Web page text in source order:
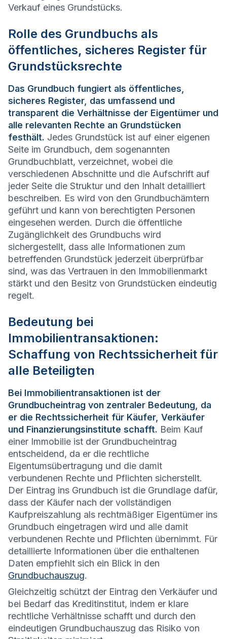
Verkauf eines Grundstücks.
Rolle des Grundbuchs als
öffentliches, sicheres Register für
Grundstücksrechte
Das Grundbuch fungiert als öffentliches,
sicheres Register, das umfassend und
transparent die Verhältnisse der Eigentümer und
alle relevanten Rechte an Grundstücken
festhält. Jedes Grundstück ist auf einer eigenen
Seite im Grundbuch, dem sogenannten
Grundbuchblatt, verzeichnet, wobei die
verschiedenen Abschnitte und die Aufschrift auf
jeder Seite die Struktur und den Inhalt detailliert
beschreiben. Es wird von den Grundbuchämtern
geführt und kann von berechtigten Personen
eingesehen werden. Durch die öffentliche
Zugänglichkeit des Grundbuchs wird
sichergestellt, dass alle Informationen zum
betreffenden Grundstück jederzeit überprüfbar
sind, was das Vertrauen in den Immobilienmarkt
stärkt und den Besitz von Grundstücken eindeutig
regelt.
Bedeutung bei
Immobilientransaktionen:
Schaffung von Rechtssicherheit für
alle Beteiligten
Bei Immobilientransaktionen ist der
Grundbucheintrag von zentraler Bedeutung, da
er die Rechtssicherheit für Käufer, Verkäufer
und Finanzierungsinstitute schafft. Beim Kauf
einer Immobilie ist der Grundbucheintrag
entscheidend, da er die rechtliche
Eigentumsübertragung und die damit
verbundenen Rechte und Pflichten sicherstellt.
Der Eintrag ins Grundbuch ist die Grundlage dafür,
dass der Käufer nach der vollständigen
Kaufpreiszahlung als rechtmäßiger Eigentümer ins
Grundbuch eingetragen wird und alle damit
verbundenen Rechte und Pflichten übernimmt. Für
detaillierte Informationen über die enthaltenen
Daten empfiehlt sich ein Blick in den
Grundbuchauszug.
Gleichzeitig schützt der Eintrag den Verkäufer und
bei Bedarf das Kreditinstitut, indem er klare
rechtliche Verhältnisse schafft und durch den
eindeutigen Grundbuchauszug das Risiko von